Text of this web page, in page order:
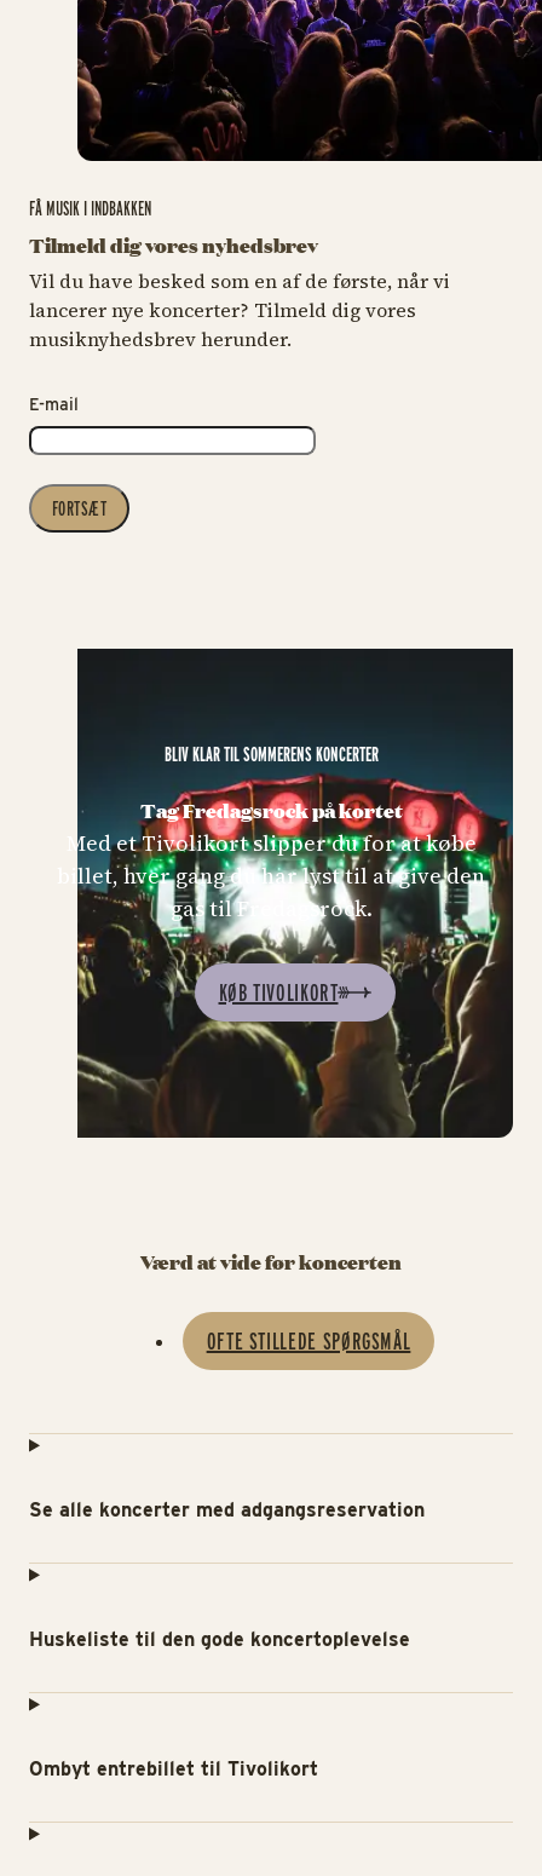
FÅ MUSIK I INDBAKKEN
Tilmeld dig vores nyhedsbrev
Vil du have besked som en af de første, når vi
lancerer nye koncerter? Tilmeld dig vores
musiknyhedsbrev herunder.
E-mail
FORTSÆT
Tag Fredagsrock på kortet
BLIV KLAR TIL SOMMERENS KONCERTER
Med et Tivolikort slipper du for at købe
billet, hver gang du har lyst til at give den
gas til Fredagsrock.
KØB TIVOLIKORT
Værd at vide før koncerten
OFTE STILLEDE SPØRGSMÅL
Se alle koncerter med adgangsreservation
Huskeliste til den gode koncertoplevelse
Ombyt entrebillet til Tivolikort